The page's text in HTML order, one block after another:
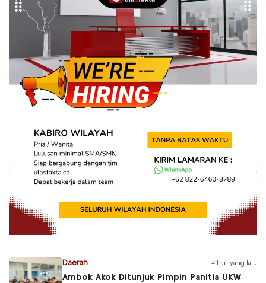
Daerah 4 hari yang lalu
Ambok Akok Ditunjuk Pimpin Panitia UKW